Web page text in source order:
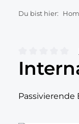
Du bist hier: